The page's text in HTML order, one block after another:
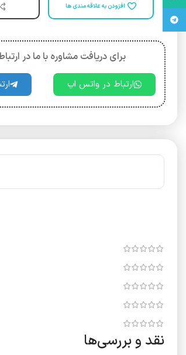
افزودن به علاقه مندی ها
برای دریافت مشاوره با ما در
ارتباط در واتس اپ
نقد و بررسی‌ها
تلگرام